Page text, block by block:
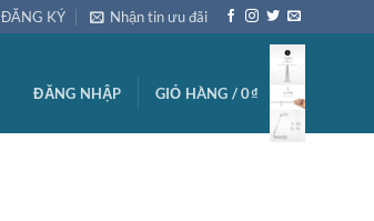
ĐĂNG KÝ Nhận tin ưu đãi
ĐĂNG NHẬP GIỎ HÀNG /0₫